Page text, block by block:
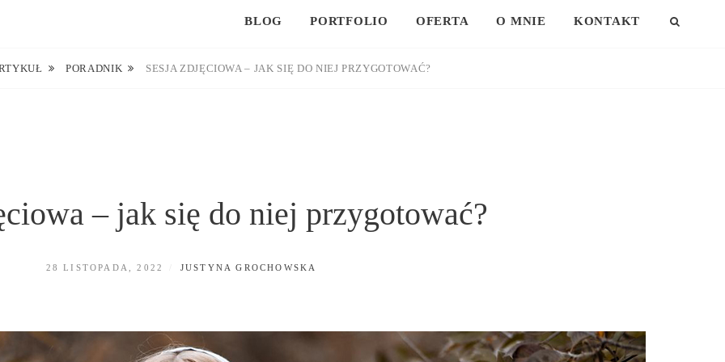
BLOG PORTFOLIO OFERTA O MNIE KONTAKT
PORADNIK SESJA ZDJĘCIOWA – JAK SIĘ DO NIEJ PRZYGOTOWAĆ?
– jak się do niej przygotować?
POSTED
28 LISTOPADA, 2022 BY
JUSTYNA GROCHOWSKA